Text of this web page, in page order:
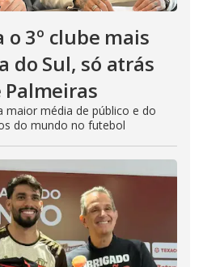
o 3º clube mais
do Sul, só atrás
Palmeiras
maior média de público e do
do mundo no futebol